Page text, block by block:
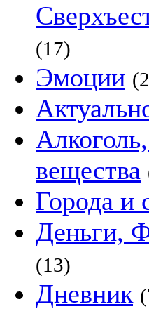
(17)
Эмоции
вещества
Города и
Деньги,
(13)
Дневник